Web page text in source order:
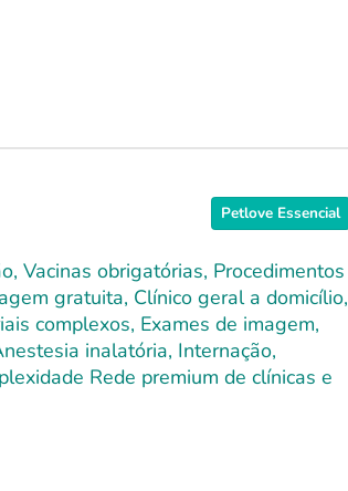
Petlove Essencial
Vacinas obrigatórias, Procedimentos
gratuita, Clínico geral a domicílio,
complexos, Exames de imagem,
inalatória, Internação,
Rede premium de clínicas e